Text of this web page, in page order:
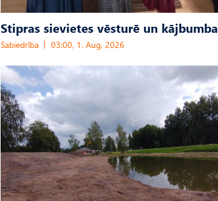
Stipras sievietes vēsturē un kājbumba
Sabiedrība 03:00, 1. Aug, 2026